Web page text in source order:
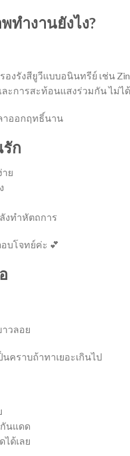
ทำงานยังไง?
รองรังสียูวีแบบอนินทรีย์ เช่น
ละการสะท้อนแสงร่วมกัน ไม่
าออกฤทธิ์นาน
ก
ย
งทำหัตถการ
บโจทย์ค่ะ 💕
าวลอย
นคราบถ้าทาเยอะเกินไป
นแดด
ด้เลย